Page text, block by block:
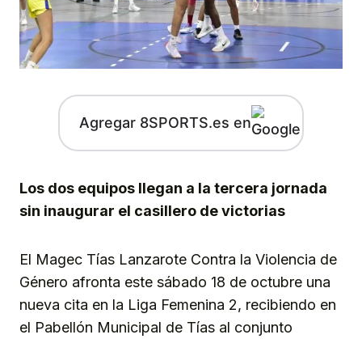
Agregar 8SPORTS.es en
Los dos equipos llegan a la tercera jornada
sin inaugurar el casillero de victorias
El Magec Tías Lanzarote Contra la Violencia de
Género afronta este sábado 18 de octubre una
nueva cita en la Liga Femenina 2, recibiendo en
el Pabellón Municipal de Tías al conjunto